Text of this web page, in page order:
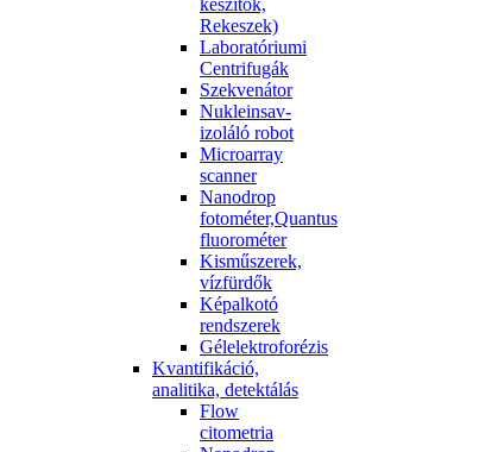
Rekeszek)
Laboratóriumi
Centrifugák
Szekvenátor
Nukleinsav-
izoláló robot
Microarray
scanner
Nanodrop
fotométer,Quantus
fluorométer
Kisműszerek,
vízfürdők
Képalkotó
rendszerek
Gélelektroforézis
Kvantifikáció,
analitika, detektálás
Flow
citometria